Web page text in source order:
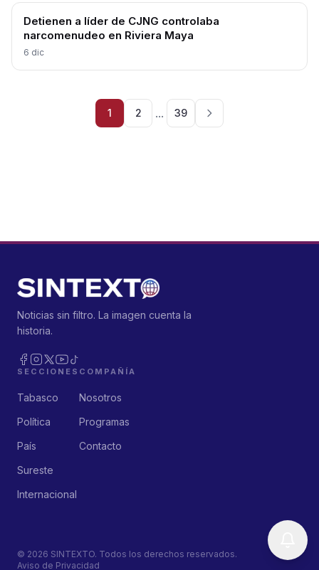
Detienen a líder de CJNG controlaba
narcomenudeo en Riviera Maya
6 dic
1 2 ... 39
Noticias sin filtro. La imagen cuenta la
historia.
SECCIONES
Tabasco
Política
País
Sureste
Internacional
COMPAÑÍA
Nosotros
Programas
Contacto
© 2026 SINTEXTO. Todos los derechos reservados.
Aviso de Privacidad